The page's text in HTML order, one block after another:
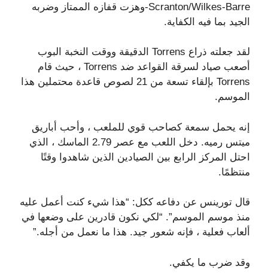
Scranton/Wilkes-Barre-وهزت قفازه الممتاز وضربه
الجيد بما فيه الكفاية.
لقد جعلته ذراع Torrens الدقيقة ووقت النخبة البوب ​​
أصعب صياد لسرقة القواعد ضد Torrens ، حيث قام
Torrens بإلقاء تسعة من 21 لصوص قاعدة محتملين هذا
الموسم.
إنه يحمل سمعة كصاحب قوي للملعب ، وأحب أباريق
ميتس رميه. دخل اللعب مع عصر 2.79 الماسك ، الذي
احتل المركز الرابع بين الصيادين الذين شاهدوا وقتًا
منتظمًا.
قال تورينس عن دفاعه ككل: “هذا شيء كنت أعمل عليه
منذ موسم الموسم”. “لكي نكون قادرين على وضعها في
ألعاب فعلية ، فإنه شعور جيد. هذا ما نعمل من أجله.”
وقد ضرب ما يكفي.